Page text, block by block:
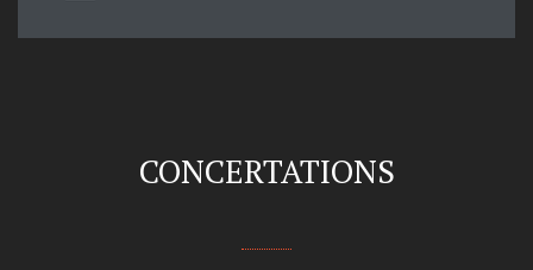
CONCERTATIONS